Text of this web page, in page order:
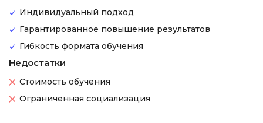
Индивидуальный подход
Гарантированное повышение результатов
Гибкость формата обучения
Недостатки
Стоимость обучения
Ограниченная социализация